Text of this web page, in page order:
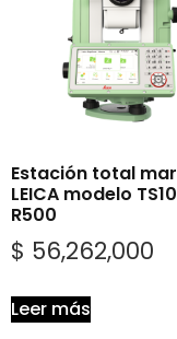
Estación total
LEICA modelo
R500
$ 56,262,000
Leer más